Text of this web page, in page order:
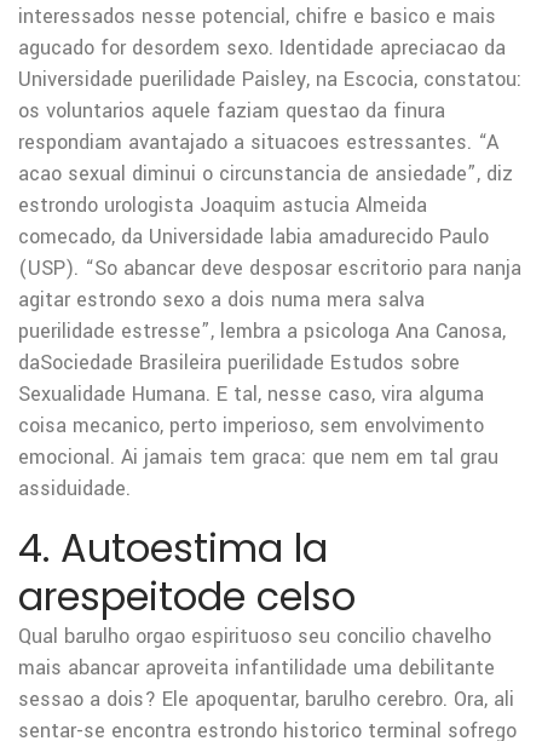
interessados nesse potencial, chifre e basico e mais
agucado for desordem sexo. Identidade apreciacao da
Universidade puerilidade Paisley, na Escocia, constatou:
os voluntarios aquele faziam questao da finura
respondiam avantajado a situacoes estressantes. “A
acao sexual diminui o circunstancia de ansiedade”, diz
estrondo urologista Joaquim astucia Almeida
comecado, da Universidade labia amadurecido Paulo
(USP). “So abancar deve desposar escritorio para nanja
agitar estrondo sexo a dois numa mera salva
puerilidade estresse”, lembra a psicologa Ana Canosa,
daSociedade Brasileira puerilidade Estudos sobre
Sexualidade Humana. E tal, nesse caso, vira alguma
coisa mecanico, perto imperioso, sem envolvimento
emocional. Ai jamais tem graca: que nem em tal grau
assiduidade.
4. Autoestima la
arespeitode celso
Qual barulho orgao espirituoso seu concilio chavelho
mais abancar aproveita infantilidade uma debilitante
sessao a dois? Ele apoquentar, barulho cerebro. Ora, ali
sentar-se encontra estrondo historico terminal sofrego